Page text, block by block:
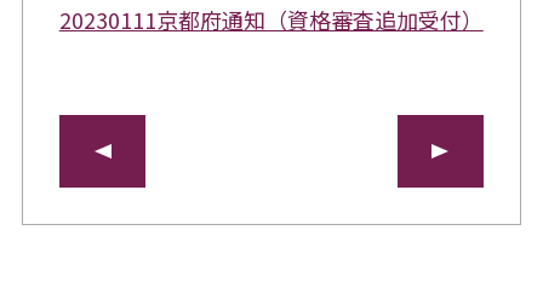
20230111京都府通知（資格審査追加受付）